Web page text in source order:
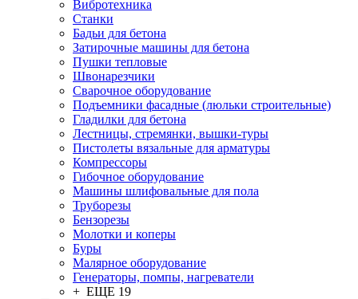
Вибротехника
Станки
Бадьи для бетона
Затирочные машины для бетона
Пушки тепловые
Швонарезчики
Сварочное оборудование
Подъемники фасадные (люльки строительные)
Гладилки для бетона
Лестницы, стремянки, вышки-туры
Пистолеты вязальные для арматуры
Компрессоры
Гибочное оборудование
Машины шлифовальные для пола
Труборезы
Бензорезы
Молотки и коперы
Буры
Малярное оборудование
Генераторы, помпы, нагреватели
+ ЕЩЕ 19